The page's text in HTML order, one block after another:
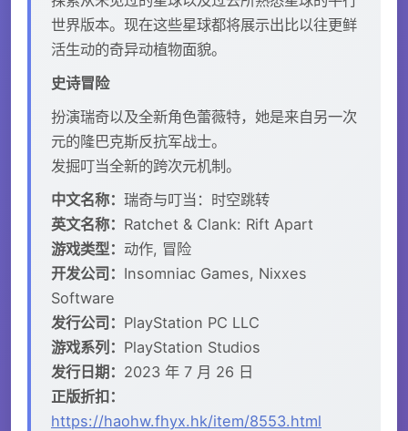
世界版本。现在这些星球都将展示出比以往更鲜
活生动的奇异动植物面貌。
史诗冒险
扮演瑞奇以及全新角色蕾薇特，她是来自另一次
元的隆巴克斯反抗军战士。
发掘叮当全新的跨次元机制。
中文名称： 瑞奇与叮当：时空跳转
英文名称： Ratchet & Clank: Rift Apart
游戏类型： 动作, 冒险
开发公司： Insomniac Games, Nixxes
Software
发行公司： PlayStation PC LLC
游戏系列： PlayStation Studios
发行日期： 2023 年 7 月 26 日
正版折扣：
https://haohw.fhyx.hk/item/8553.html